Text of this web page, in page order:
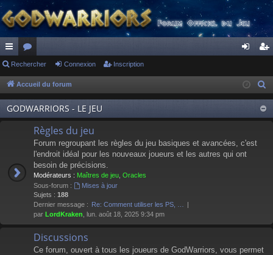
ac
co
ur
ci
or
u
m
s
ne
xi
on
cri
pti
on
Rechercher Connexion Inscription
Accueil du forum
GODWARRIORS - LE JEU
Règles du jeu
Forum regroupant les règles du jeu basiques et avancées, c'est
l'endroit idéal pour les nouveaux joueurs et les autres qui ont
besoin de précisions.
Modérateurs : Maîtres de jeu Oracles
Sous-forum :
Mises à jour
Sujets : 188
Dernier message : Re: Comment utiliser les PS, …
par LordKraken , lun. août 18, 2025 9:34 pm
Discussions
Ce forum, ouvert à tous les joueurs de GodWarriors, vous permet